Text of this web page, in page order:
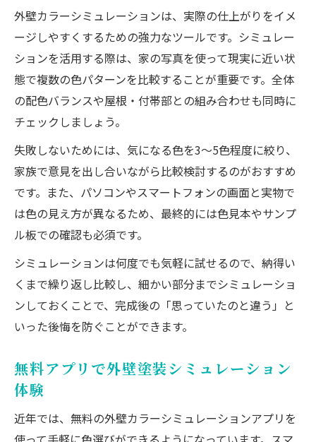
外壁カラーシミュレーションは、実際の仕上がりをイメ
ージしやすくするための強力なツールです。シミュレー
ションを活用する際は、家の写真を使って現実に近い状
態で複数の色パターンを比較することが重要です。全体
の配色バランスや屋根・付帯部との組み合わせも同時に
チェックしましょう。
失敗しないためには、気になる色を3～5色程度に絞り、
家族で意見を出し合いながら比較検討するのがおすすめ
です。また、パソコンやスマートフォンの画面と実物で
は色の見え方が異なるため、最終的には色見本やサンプ
ル板での確認も必須です。
シミュレーションは何度でも気軽に試せるので、納得い
くまで繰り返し比較し、細かい部分までシミュレーショ
ンしておくことで、完成後の「思っていたのと違う」と
いった後悔を防ぐことができます。
無料アプリで外壁塗装シミュレーション
体験
近年では、無料の外壁カラーシミュレーションアプリを